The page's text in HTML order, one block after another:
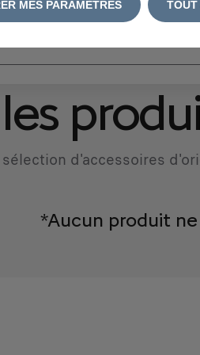
d'accessoires
*Aucun produit
MES PARAMÈTRES TOUT